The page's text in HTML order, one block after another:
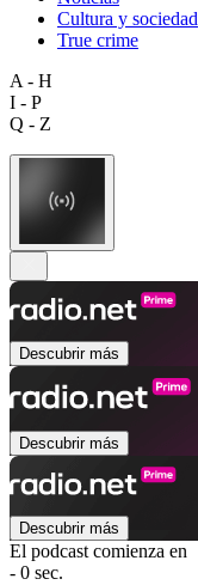
Cultura y sociedad
True crime
A - H
I - P
Q - Z
Descubrir más
Descubrir más
Descubrir más
El podcast comienza en
- 0 sec.